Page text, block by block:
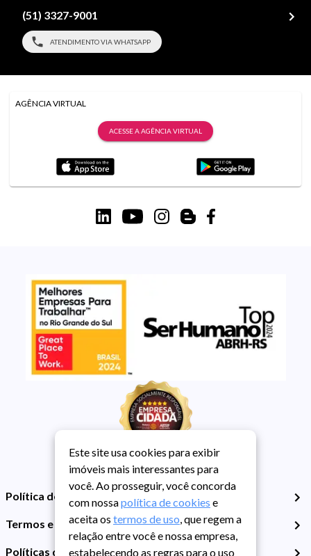
(51) 3327-9001
ATENDIMENTO VIA WHATSAPP
AGÊNCIA VIRTUAL
ACESSE A AGÊNCIA VIRTUAL
Política de Privacidade
Termos e Condições de Uso
Políticas de Cookies
Este site usa cookies para exibir
imóveis mais interessantes para
você. Ao prosseguir, você concorda
com nossapolítica de cookies e
aceita os termos de uso, que regem a
relação entre você e nossa empresa,
estabelecendo as regras para o uso